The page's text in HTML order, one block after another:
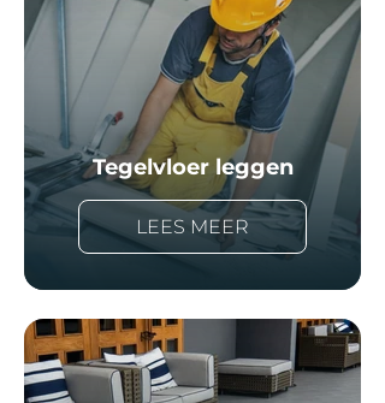
Tegelvloer leggen
LEES MEER